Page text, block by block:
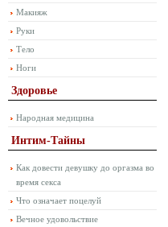
Макияж
Руки
Тело
Ноги
Здоровье
Народная медицина
Интим-Тайны
Как довести девушку до оргазма во
время секса
Что означает поцелуй
Вечное удовольствие